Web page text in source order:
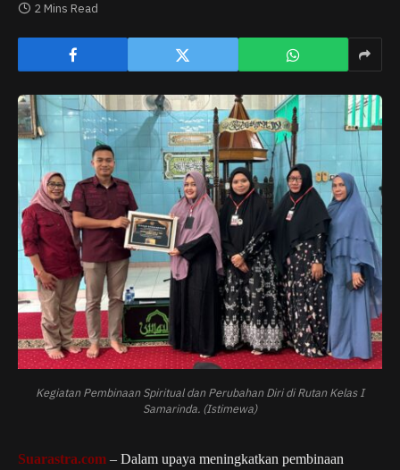
2 Mins Read
Kegiatan Pembinaan Spiritual dan Perubahan Diri di Rutan Kelas I
Samarinda. (Istimewa)
Suarastra.com – Dalam upaya meningkatkan pembinaan